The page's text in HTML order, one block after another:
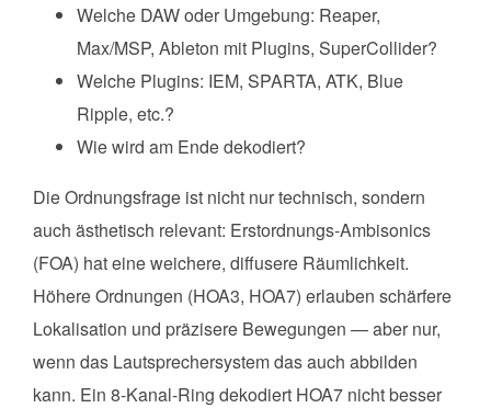
Welche DAW oder Umgebung: Reaper,
Max/MSP, Ableton mit Plugins, SuperCollider?
Welche Plugins: IEM, SPARTA, ATK, Blue
Ripple, etc.?
Wie wird am Ende dekodiert?
Die Ordnungsfrage ist nicht nur technisch, sondern
auch ästhetisch relevant: Erstordnungs-Ambisonics
(FOA) hat eine weichere, diffusere Räumlichkeit.
Höhere Ordnungen (HOA3, HOA7) erlauben schärfere
Lokalisation und präzisere Bewegungen — aber nur,
wenn das Lautsprechersystem das auch abbilden
kann. Ein 8-Kanal-Ring dekodiert HOA7 nicht besser